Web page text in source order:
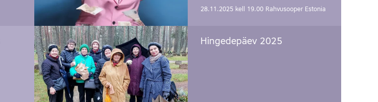
28.11.2025 kell 19.00 Rahvusooper Estonia
Hingedepäev 2025